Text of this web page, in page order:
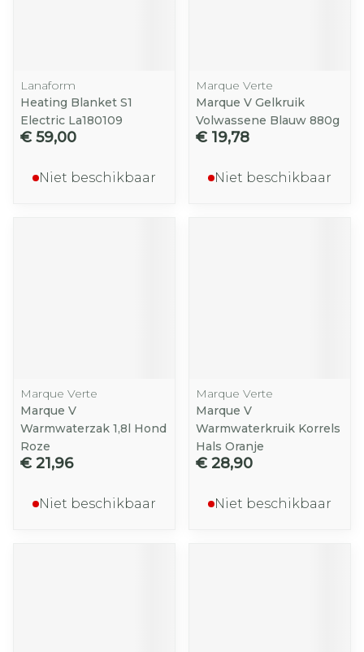
Lanaform
Heating Blanket S1
Electric La180109
€ 59,00
Niet beschikbaar
Marque Verte
Marque V Gelkruik
Volwassene Blauw 880g
€ 19,78
Niet beschikbaar
Marque Verte
Marque V
Warmwaterzak 1,8l Hond
Roze
€ 21,96
Niet beschikbaar
Marque Verte
Marque V
Warmwaterkruik Korrels
Hals Oranje
€ 28,90
Niet beschikbaar